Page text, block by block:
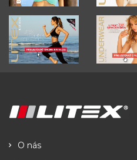
O nás